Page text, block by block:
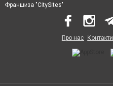
Франшиза "CitySites"
Про нас Контакти